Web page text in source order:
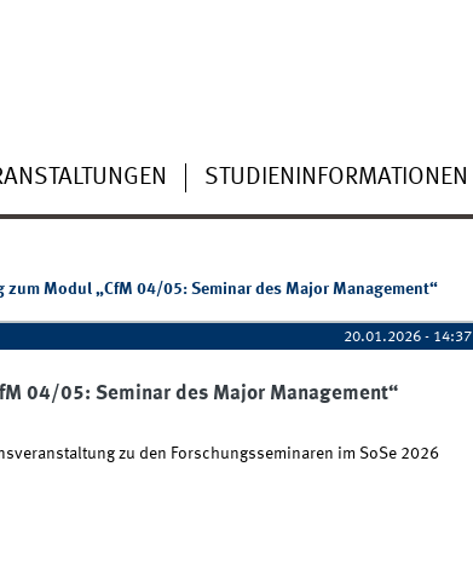
STUDIENINFORMATIONEN
Modul „CfM 04/05: Seminar des Major Management“
20.01.2026 - 14:37
04/05: Seminar des Major Management“
zu den Forschungsseminaren im SoSe 2026